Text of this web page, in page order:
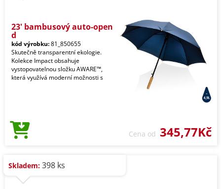
23' bambusový auto-open
d
kód výrobku:81_850655
Skutečně transparentní ekologie.
Kolekce Impact obsahuje
vystopovatelnou složku AWARE™,
která využívá moderní možnosti s
Cena od 345,77Kč
Skladem: 398 ks